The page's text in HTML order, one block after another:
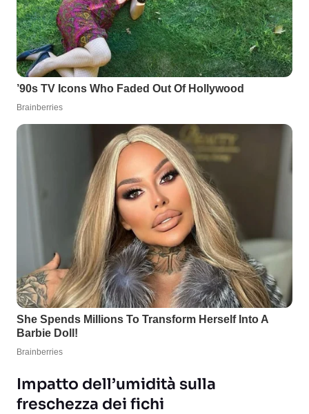
Impatto dell’umidità sulla
freschezza dei fichi